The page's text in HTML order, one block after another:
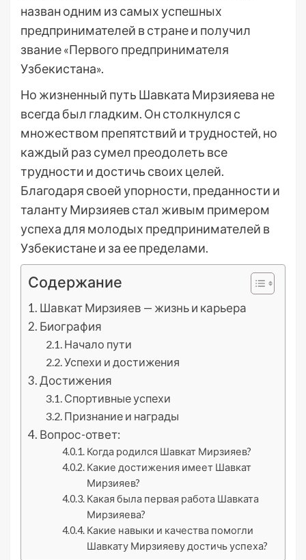
назван одним из самых успешных
предпринимателей в стране и получил
звание «Первого предпринимателя
Узбекистана».
Но жизненный путь Шавката Мирзияева не
всегда был гладким. Он столкнулся с
множеством препятствий и трудностей, но
каждый раз сумел преодолеть все
трудности и достичь своих целей.
Благодаря своей упорности, преданности и
таланту Мирзияев стал живым примером
успеха для молодых предпринимателей в
Узбекистане и за ее пределами.
Содержание
Шавкат Мирзияев — жизнь и карьера
Биография
Начало пути
Успехи и достижения
Достижения
Спортивные успехи
Признание и награды
Вопрос-ответ:
Когда родился Шавкат Мирзияев?
Какие достижения имеет Шавкат
Мирзияев?
Какая была первая работа Шавката
Мирзияева?
Какие навыки и качества помогли
Шавкату Мирзияеву достичь успеха?